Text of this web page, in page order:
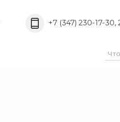
+7 (347) 230-17-30,